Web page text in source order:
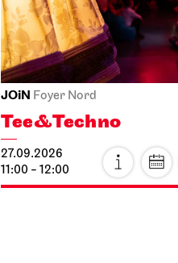
JOiN Foyer Nord
Tee&Techno
27.09.2026
11:00 - 12:00